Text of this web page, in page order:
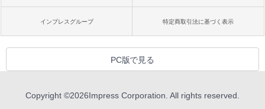
インプレスグループ 特定商取引法に基づく表示
PC版で見る
Copyright ©2026Impress Corporation. All rights reserved.